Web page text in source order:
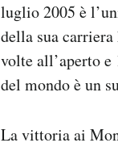
luglio 2005 è
della sua
volte all’aperto
del mondo è un
La vittoria ai